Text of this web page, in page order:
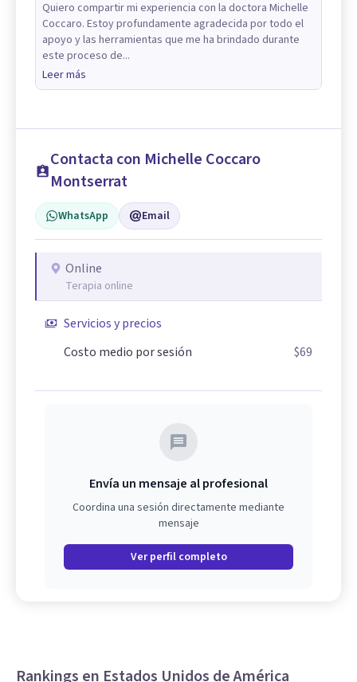
Quiero compartir mi experiencia con la doctora Michelle
Coccaro. Estoy profundamente agradecida por todo el
apoyo y las herramientas que me ha brindado durante
este proceso de...
Leer más
Contacta con Michelle Coccaro
Montserrat
WhatsApp Email
Online
Terapia online
Servicios y precios
Costo medio por sesión
$69
Envía un mensaje al profesional
Coordina una sesión directamente mediante
mensaje
Ver perfil completo
Rankings en Estados Unidos de América